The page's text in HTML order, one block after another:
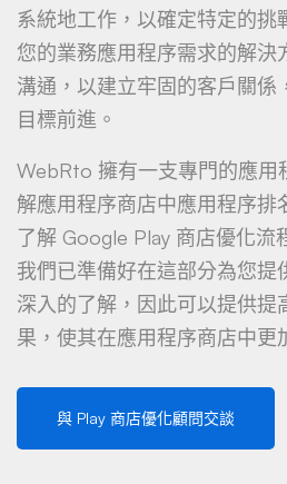
系統地工作，以確定特定的挑
您的業務應用程序需求的解決
溝通，以建立牢固的客戶關係
目標前進。
WebRto 擁有一支專門的應用
解應用程序商店中應用程序排
了解 Google Play 商店優化流
我們已準備好在這部分為您提
深入的了解，因此可以提供提
果，使其在應用程序商店中更
與 Play 商店優化顧問交談